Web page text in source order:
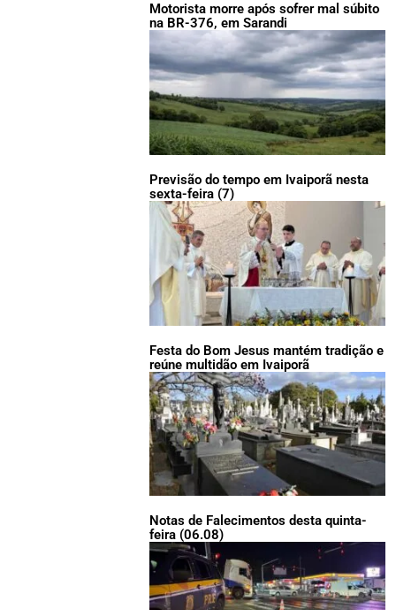
Motorista morre após sofrer mal súbito
na BR-376, em Sarandi
Previsão do tempo em Ivaiporã nesta
sexta-feira (7)
Festa do Bom Jesus mantém tradição e
reúne multidão em Ivaiporã
Notas de Falecimentos desta quinta-
feira (06.08)